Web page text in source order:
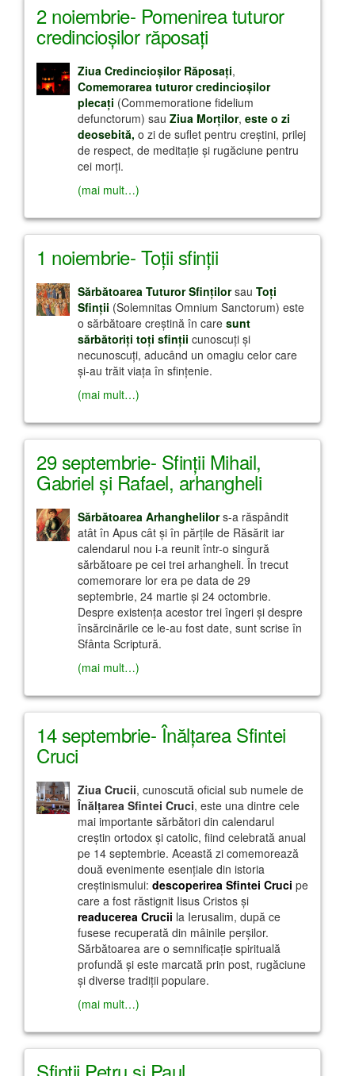
2 noiembrie- Pomenirea tuturor
credincioşilor răposaţi
Ziua Credincioşilor Răposaţi,
Comemorarea tuturor credincioşilor
plecaţi (Commemoratione fidelium
defunctorum) sau Ziua Morţilor, este o zi
deosebită, o zi de suflet pentru creştini, prilej
de respect, de meditaţie şi rugăciune pentru
cei morţi.
(mai mult…)
1 noiembrie- Toţii sfinţii
Sărbătoarea Tuturor Sfinţilorsau Toţi
Sfinţii (Solemnitas Omnium Sanctorum) este
o sărbătoare creştină în care sunt
sărbătoriţi toţi sfinţii cunoscuţi şi
necunoscuţi, aducând un omagiu celor care
şi-au trăit viaţa în sfinţenie.
(mai mult…)
29 septembrie- Sfinţii Mihail,
Gabriel şi Rafael, arhangheli
Sărbătoarea Arhanghelilors-a răspândit
atât în Apus cât şi în părţile de Răsărit iar
calendarul nou i-a reunit într-o singură
sărbătoare pe cei trei arhangheli. În trecut
comemorare lor era pe data de 29
septembrie, 24 martie şi 24 octombrie.
Despre existenţa acestor trei îngeri şi despre
însărcinările ce le-au fost date, sunt scrise în
Sfânta Scriptură.
(mai mult…)
14 septembrie- Înălţarea Sfintei
Cruci
Ziua Crucii, cunoscută oficial sub numele de
Înălțarea Sfintei Cruci, este una dintre cele
mai importante sărbători din calendarul
creștin ortodox și catolic, fiind celebrată anual
pe 14 septembrie. Această zi comemorează
două evenimente esențiale din istoria
creștinismului: descoperirea Sfintei Cruci pe
care a fost răstignit Iisus Cristos și
readucerea Crucii la Ierusalim, după ce
fusese recuperată din mâinile perșilor.
Sărbătoarea are o semnificație spirituală
profundă și este marcată prin post, rugăciune
și diverse tradiții populare.
(mai mult…)